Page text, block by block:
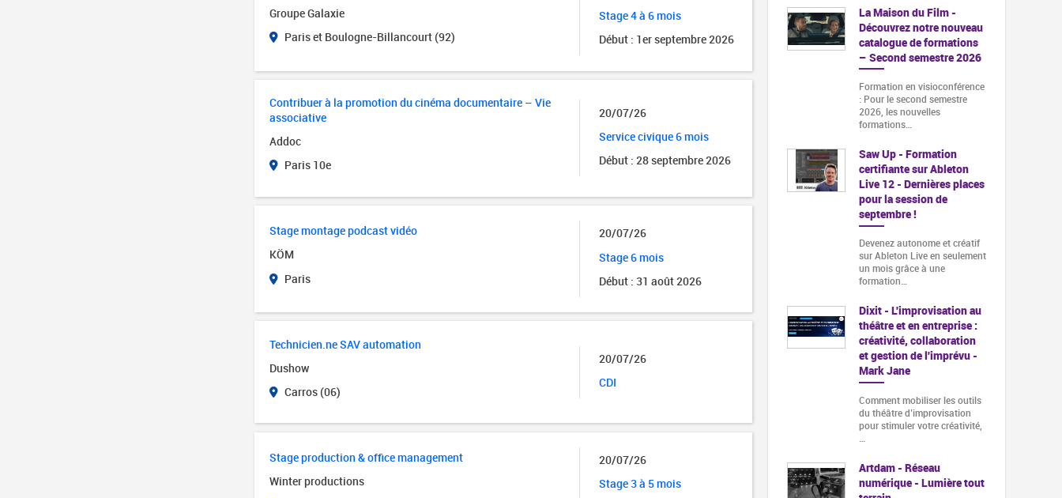
Groupe Galaxie
Paris et Boulogne-Billancourt (92)
Stage 4 à 6 mois
Début : 1er septembre 2026
Contribuer à la promotion du cinéma documentaire – Vie
associative
Addoc
Paris 10e
20/07/26
Service civique 6 mois
Début : 28 septembre 2026
Stage montage podcast vidéo
KÖM
Paris
20/07/26
Stage 6 mois
Début : 31 août 2026
Technicien.ne SAV automation
Dushow
Carros (06)
20/07/26
CDI
Stage production & office management
Winter productions
20/07/26
Stage 3 à 5 mois
La Maison du Film -
Découvrez notre nouveau
catalogue de formations
– Second semestre 2026
Formation en visioconférence
: Pour le second semestre
2026, les nouvelles
formations…
Saw Up - Formation
certifiante sur Ableton
Live 12 - Dernières places
pour la session de
septembre !
Devenez autonome et créatif
sur Ableton Live en seulement
un mois grâce à une
formation…
Dixit - L'improvisation au
théâtre et en entreprise :
créativité, collaboration
et gestion de l'imprévu -
Mark Jane
Comment mobiliser les outils
du théâtre d’improvisation
pour stimuler votre créativité,
Artdam - Réseau
numérique - Lumière tout